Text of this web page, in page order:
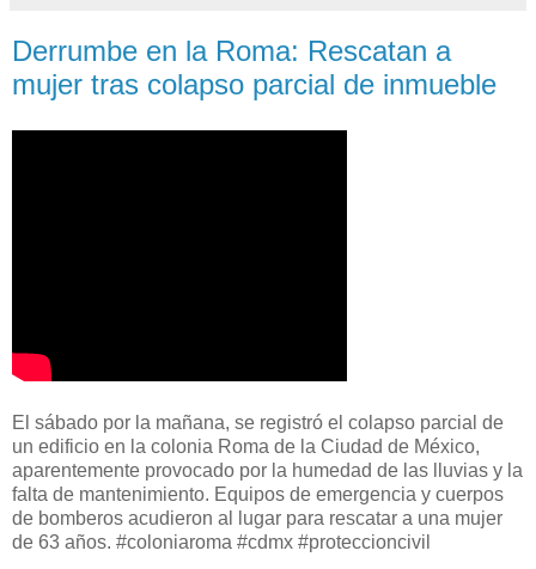
Derrumbe en la Roma: Rescatan a
mujer tras colapso parcial de inmueble
El sábado por la mañana, se registró el colapso parcial de
un edificio en la colonia Roma de la Ciudad de México,
aparentemente provocado por la humedad de las lluvias y la
falta de mantenimiento. Equipos de emergencia y cuerpos
de bomberos acudieron al lugar para rescatar a una mujer
de 63 años. #coloniaroma #cdmx #proteccioncivil